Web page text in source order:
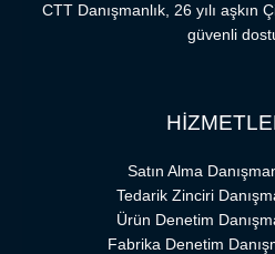
CTT Danışmanlık, 26 yılı aşkın
güvenli
Satın Alma
Tedarik Zinciri
Ürün Denetim
Fabrika Denetim